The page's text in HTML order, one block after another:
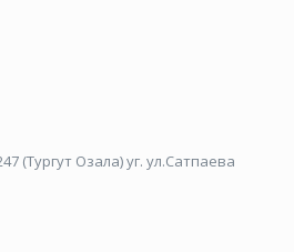
(Тургут Озала) уг. ул.Сатпаева